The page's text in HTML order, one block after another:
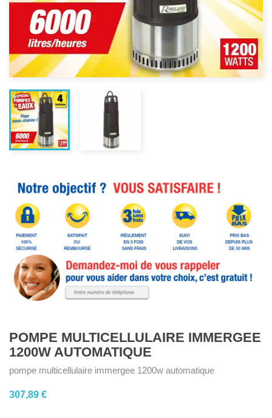
POMPE MULTICELLULAIRE IMMERGEE
1200W AUTOMATIQUE
pompe multicellulaire immergee 1200w automatique
307,89 €